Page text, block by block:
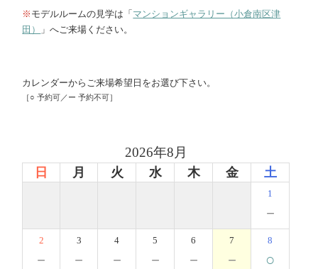
※ モデルルームの見学は「 マンションギャラリー（小倉南区津
田）
」へご来場ください。
カレンダーからご来場希望日をお選び下さい。
［○ 予約可／ー 予約不可］
2026年8月
日 月 火 水 木 金 土
1
－
2
－
3
－
4
－
5
－
6
－
7
－
8
○